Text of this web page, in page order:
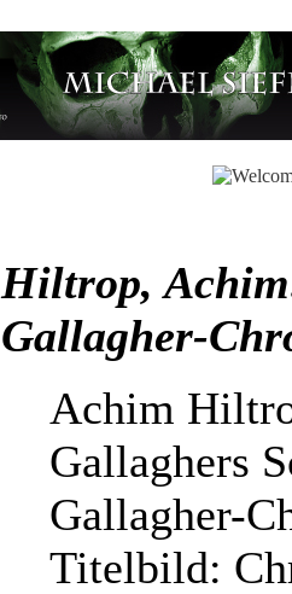
Hiltrop,
Gallagher-
Achim
Gallaghers
Gallagher-
Titelbild: